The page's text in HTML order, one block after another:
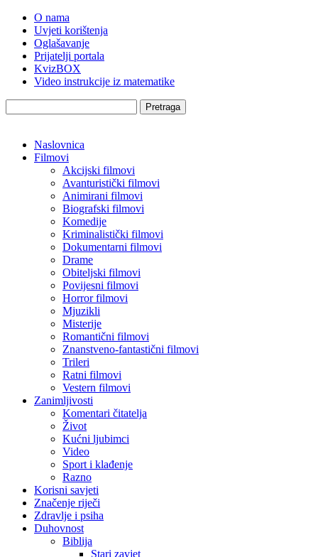
O nama
Uvjeti korištenja
Oglašavanje
Prijatelji portala
KvizBOX
Video instrukcije iz matematike
Pretraga
Naslovnica
Filmovi
Akcijski filmovi
Avanturistički filmovi
Animirani filmovi
Biografski filmovi
Komedije
Kriminalistički filmovi
Dokumentarni filmovi
Drame
Obiteljski filmovi
Povijesni filmovi
Horror filmovi
Mjuzikli
Misterije
Romantični filmovi
Znanstveno-fantastični filmovi
Trileri
Ratni filmovi
Vestern filmovi
Zanimljivosti
Komentari čitatelja
Život
Kućni ljubimci
Video
Sport i klađenje
Razno
Korisni savjeti
Značenje riječi
Zdravlje i psiha
Duhovnost
Biblija
Stari zavjet